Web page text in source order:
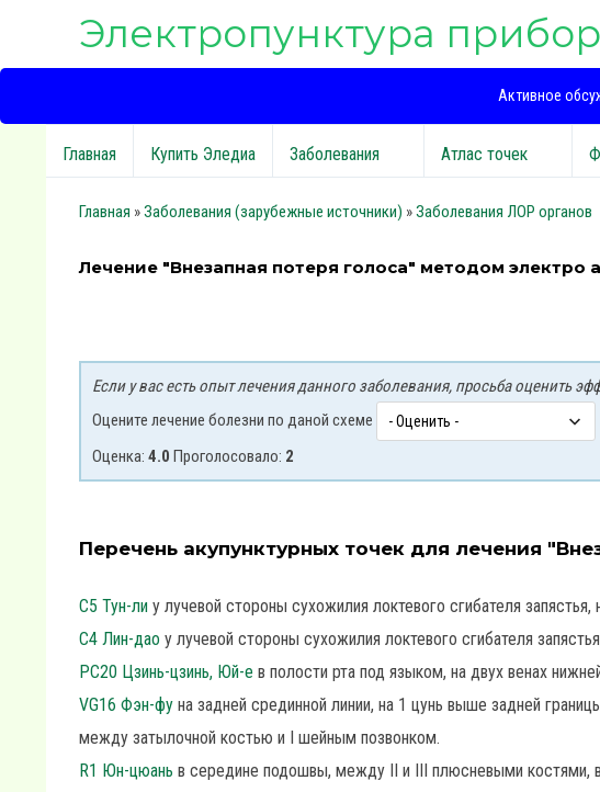
Электропунктура
Активное
Главная Купить Эледиа Заболевания Атлас точек
Главная »Заболевания (зарубежные источники) »Заболевания ЛОР органов
Лечение "Внезапная потеря голоса" методом
Если у вас есть опыт лечения данного заболевания, просьба оценить
Оцените лечение болезни по даной схеме
Оценка: 4.0 Проголосовало: 2
Перечень акупунктурных точек для лечения
C5 Тун-ли у лучевой стороны сухожилия локтевого сгибателя
C4 Лин-дао у лучевой стороны сухожилия локтевого сгибателя
PC20 Цзинь-цзинь, Юй-е в полости рта под языком, на двух венах
VG16 Фэн-фу на задней срединной линии, на 1 цунь выше задней
между затылочной костью и I шейным позвонком.
R1 Юн-цюань в середине подошвы, между II и III плюсневыми костями,